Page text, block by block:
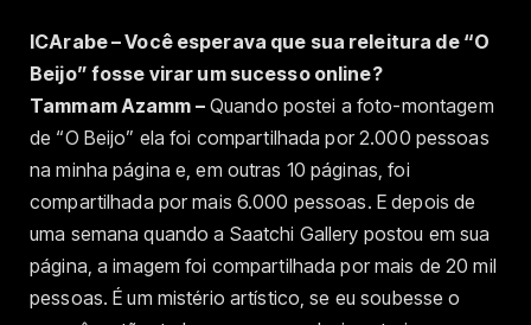
ICArabe – Você esperava que sua releitura de “O
Beijo” fosse virar um sucesso online?
Tammam Azamm –Quando postei a foto-montagem
de “O Beijo” ela foi compartilhada por 2.000 pessoas
na minha página e, em outras 10 páginas, foi
compartilhada por mais 6.000 pessoas. E depois de
uma semana quando a Saatchi Gallery postou em sua
página, a imagem foi compartilhada por mais de 20 mil
pessoas. É um mistério artístico, se eu soubesse o